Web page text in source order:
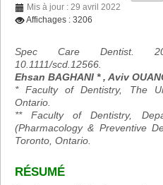
Mis à jour : 29 avril 2022
Affichages : 3206
Spec Care Dentist.
10.1111/scd.12566.
Ehsan BAGHANI * , Aviv
* Faculty of Dentistry, The
Ontario.
** Faculty of Dentistry,
(Pharmacology & Preventive
Toronto, Ontario.
RÉSUMÉ